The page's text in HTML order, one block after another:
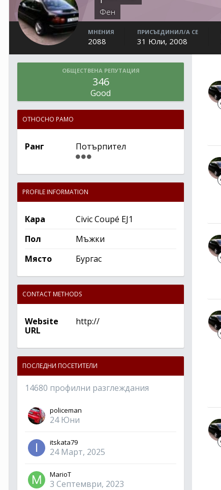
Фен
МНЕНИЯ
2088
ПРИСЪЕДИНИЛ/А СЕ
31 Юли, 2008
ОБЩЕСТВЕНА РЕПУТАЦИЯ
346
Good
ОТНОСНО PAMO
Ранг Потърпител
PROFILE INFORMATION
Кара
Civic Coupé EJ1
Пол
Мъжки
Място
Бургас
CONTACT METHODS
Website
URL
http://
ПОСЛЕДНИ ПОСЕТИТЕЛИ
14680 профилни разглеждания
policeman
24 Юни
itskata79
24 Март, 2025
MarioT
3 Септември, 2023